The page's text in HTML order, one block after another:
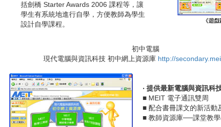
括劍橋 Starter Awards 2006 課程等，讓
學生有系統地進行自學，方便教師為學生
設計自學課程。
初中電腦
現代電腦與資訊科技 初中網上資源庫 http://
‧ 提供最新電腦與資訊科
■ MEIT 電子通訊雙周
■ 配合書冊課文的新活動
■ 教師資源庫──課堂教